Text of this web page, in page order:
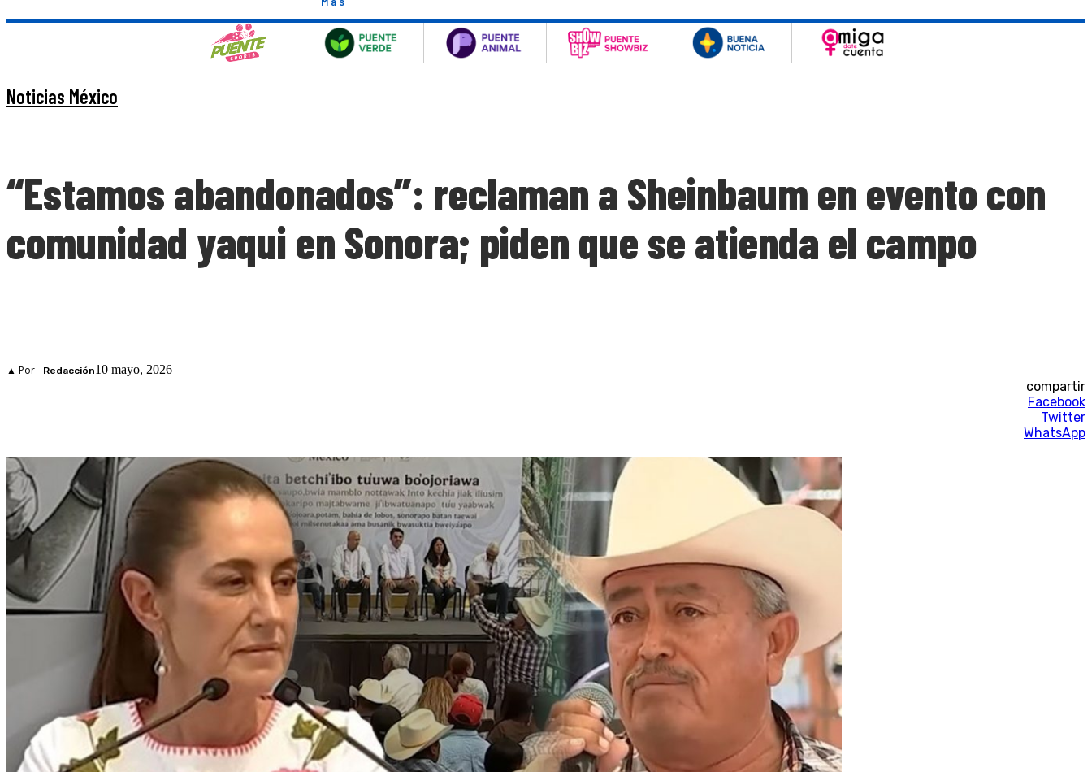
Noticias México
“Estamos abandonados”: reclaman a Sheinbaum en evento con
comunidad yaqui en Sonora; piden que se atienda el campo
▲ Por Redacción10 mayo, 2026
compartir
Facebook
Twitter
WhatsApp